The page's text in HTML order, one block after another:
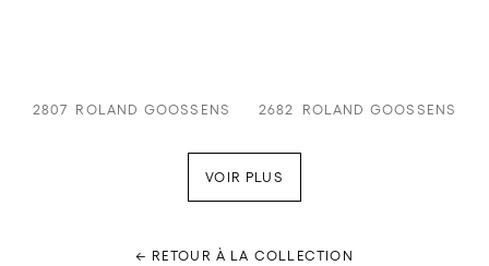
2807 ROLAND GOOSSENS 2682 ROLAND GOOSSENS
VOIR PLUS
← RETOUR À LA COLLECTION